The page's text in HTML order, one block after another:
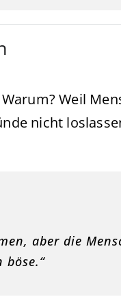
Weil
nicht
aber die
böse.“